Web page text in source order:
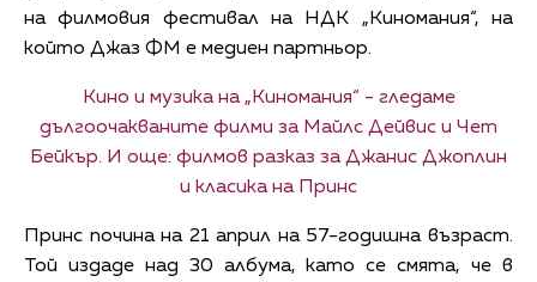
на филмовия фестивал на НДК „Киномания“, на
който Джаз ФМ е медиен партньор.
Кино и музика на „Киномания“ - гледаме
дългоочакваните филми за Майлс Дейвис и Чет
Бейкър. И още: филмов разказ за Джанис Джоплин
и класика на Принс
Принс почина на 21 април на 57-годишна възраст.
Той издаде над 30 албума, като се смята, че в